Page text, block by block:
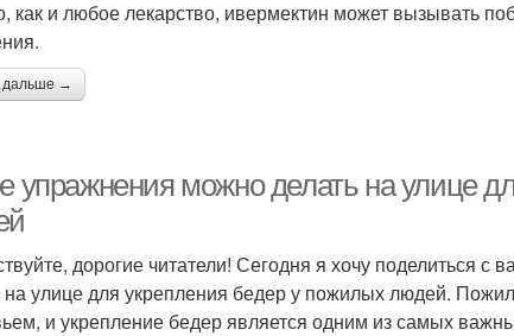
как и любое лекарство, ивермектин может вызывать
дальше →
упражнения можно делать на улице
дорогие читатели! Сегодня я хочу поделиться
на улице для укрепления бедер у пожилых людей.
и укрепление бедер является одним из самых